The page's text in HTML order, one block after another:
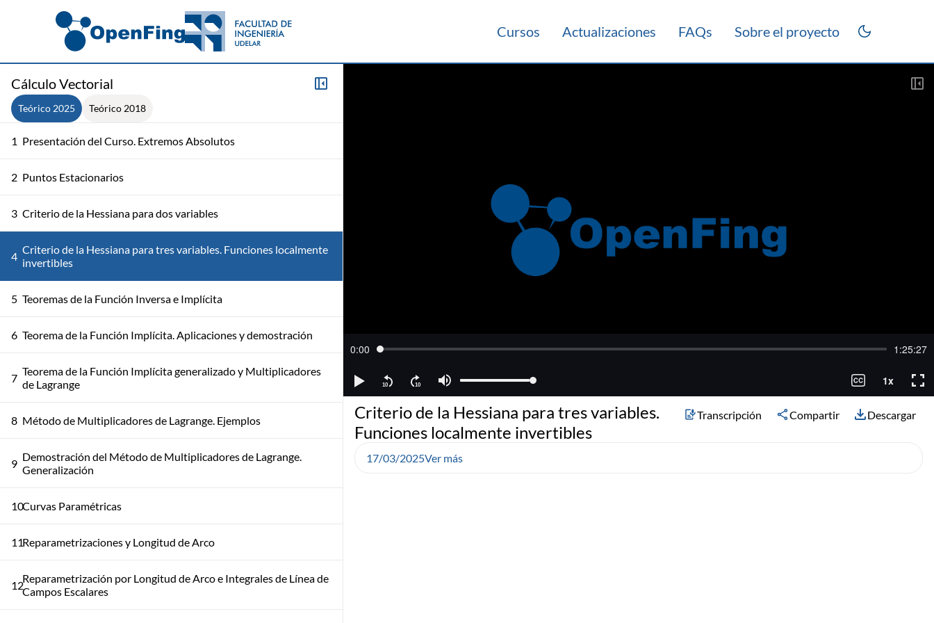
Cursos Actualizaciones FAQs Sobre el proyecto
Cálculo Vectorial
Teórico 2025 Teórico 2018
1 Presentación del Curso. Extremos Absolutos
2 Puntos Estacionarios
3 Criterio de la Hessiana para dos variables
4 Criterio de la Hessiana para tres variables. Funciones localmente
invertibles
5 Teoremas de la Función Inversa e Implícita
6 Teorema de la Función Implícita. Aplicaciones y demostración
7 Teorema de la Función Implícita generalizado y Multiplicadores
de Lagrange
8 Método de Multiplicadores de Lagrange. Ejemplos
9 Demostración del Método de Multiplicadores de Lagrange.
Generalización
10Curvas Paramétricas
11Reparametrizaciones y Longitud de Arco
12Reparametrización por Longitud de Arco e Integrales de Línea de
Campos Escalares
Criterio de la Hessiana para tres variables.
Funciones localmente invertibles
Transcripción Compartir Descargar
17/03/2025Ver más